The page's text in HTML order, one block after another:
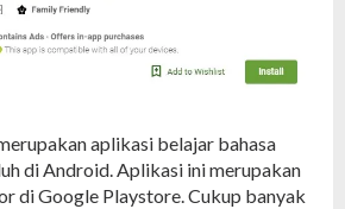
aplikasi belajar bahasa
di Android. Aplikasi ini merupakan
di Google Playstore. Cukup banyak